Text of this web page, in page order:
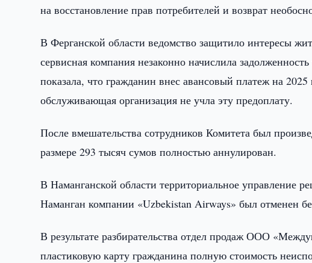
на восстановление прав потребителей и возврат
В Ферганской области ведомство защитило интересы
сервисная компания незаконно начислила
показала, что гражданин внес авансовый платеж на
обслуживающая организация не учла эту предоплату.
После вмешательства сотрудников Комитета был
размере 293 тысяч сумов полностью аннулирован.
В Наманганской области территориальное управление
Наманган компании «Uzbekistan Airways» был отменен
В результате разбирательства отдел продаж ООО
пластиковую карту гражданина полную стоимость